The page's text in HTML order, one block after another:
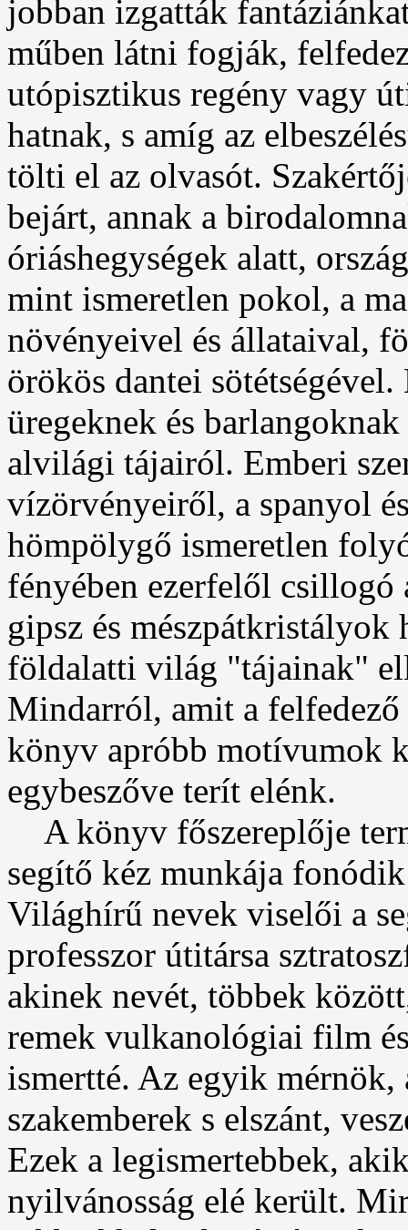
jobban izgatták
műben látni fogják,
utópisztikus regény vagy
hatnak, s amíg az
tölti el az olvasót.
bejárt, annak a
óriáshegységek alatt,
mint ismeretlen pokol, a
növényeivel és állataival,
örökös dantei
üregeknek és
alvilági tájairól. Emberi
vízörvényeiről, a spanyol
hömpölygő ismeretlen
fényében ezerfelől csillogó
gipsz és mészpátkristályok
földalatti világ "tájainak"
Mindarról, amit a felfedező
könyv apróbb motívumok
egybeszőve terít elénk.
A könyv főszereplője
segítő kéz munkája
Világhírű nevek viselői a
professzor útitársa
akinek nevét, többek
remek vulkanológiai film
ismertté. Az egyik
szakemberek s elszánt,
Ezek a legismertebbek,
nyilvánosság elé került.